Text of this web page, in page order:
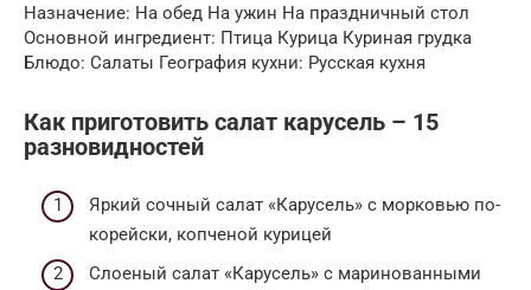
Назначение: На обед На ужин На праздничный стол
Основной ингредиент: Птица Курица Куриная грудка
Блюдо: Салаты География кухни: Русская кухня
Как приготовить салат карусель – 15
разновидностей
Яркий сочный салат «Карусель» с морковью по-
корейски, копченой курицей
Слоеный салат «Карусель» с маринованными